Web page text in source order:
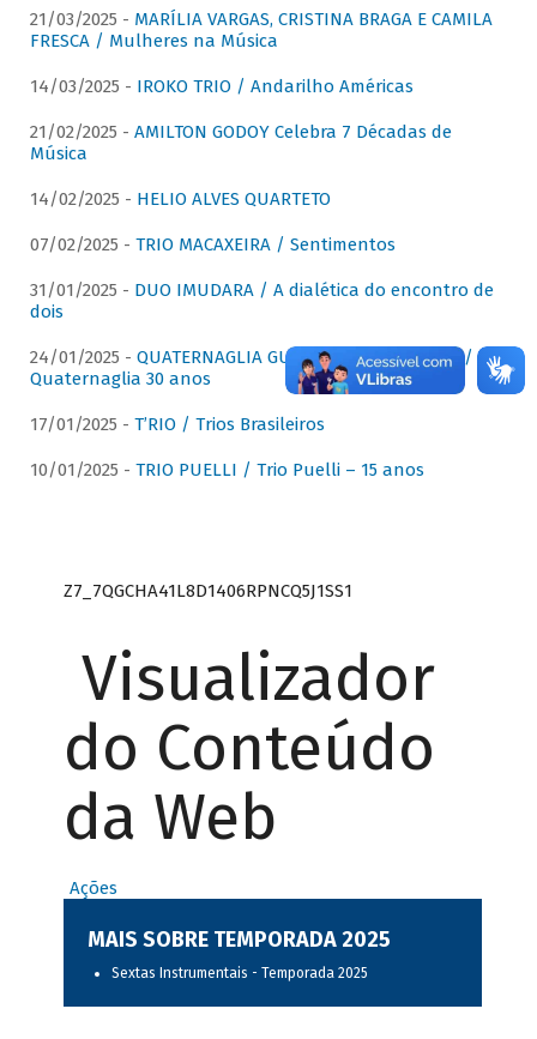
21/03/2025 - MARÍLIA VARGAS, CRISTINA BRAGA E CAMILA
FRESCA / Mulheres na Música
14/03/2025 - IROKO TRIO / Andarilho Américas
21/02/2025 - AMILTON GODOY Celebra 7 Décadas de
Música
14/02/2025 - HELIO ALVES QUARTETO
07/02/2025 - TRIO MACAXEIRA / Sentimentos
31/01/2025 - DUO IMUDARA / A dialética do encontro de
dois
24/01/2025 - QUATERNAGLIA GUITAR QUARTET (QGQ) /
Quaternaglia 30 anos
17/01/2025 - T’RIO / Trios Brasileiros
10/01/2025 - TRIO PUELLI / Trio Puelli – 15 anos
Z7_7QGCHA41L8D1406RPNCQ5J1SS1
Visualizador
do Conteúdo
da Web
Ações
MAIS SOBRE TEMPORADA 2025
Sextas Instrumentais - Temporada 2025